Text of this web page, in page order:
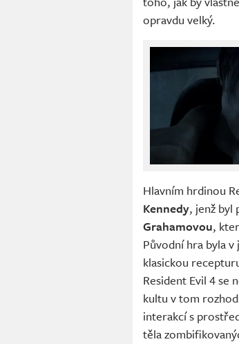
opravdu velký.
Hlavním hrdinou
Kennedy, jenž byl
Grahamovou,
Původní hra byla
klasickou
Resident Evil 4 se
kultu v tom
interakcí s
těla